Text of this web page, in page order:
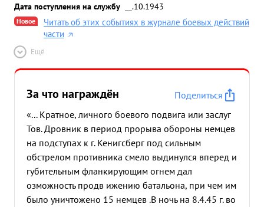
Дата поступления на службу
__.10.1943
Новое
Читать об этих событиях в журнале боевых действий
части
Ещё
За что награждён
Поделиться
«... Кратное, личного боевого подвига или заслуг
Тов. Дровник в период прорыва обороны немцев
на подступах к г. Кенигсберг под сильным
обстрелом противника смело выдинулся вперед и
губительным фланкирующим огнем дал
озможность продв ижению батальона, при чем им
было уничтожено 15 немцев .В ночь на 8.4.45 г. во